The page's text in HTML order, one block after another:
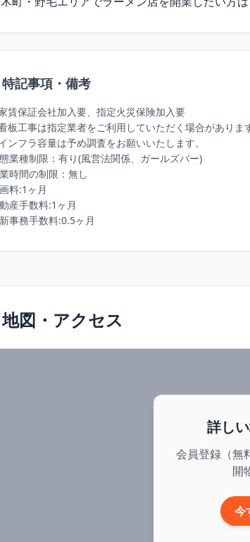
特記事項・備考
賃保証会社加入要、指定火災保険加入要
板工事は指定業者をご利用していただく場合がありま
ンフラ容量は予め調査をお願いいたします。
業種制限：有り(風営法関係、ガールズバー)
時間の制限：無し
料:1ヶ月
産手数料:1ヶ月
事務手数料:0.5ヶ月
地図・アクセス
詳し
会員登録（無
開
今